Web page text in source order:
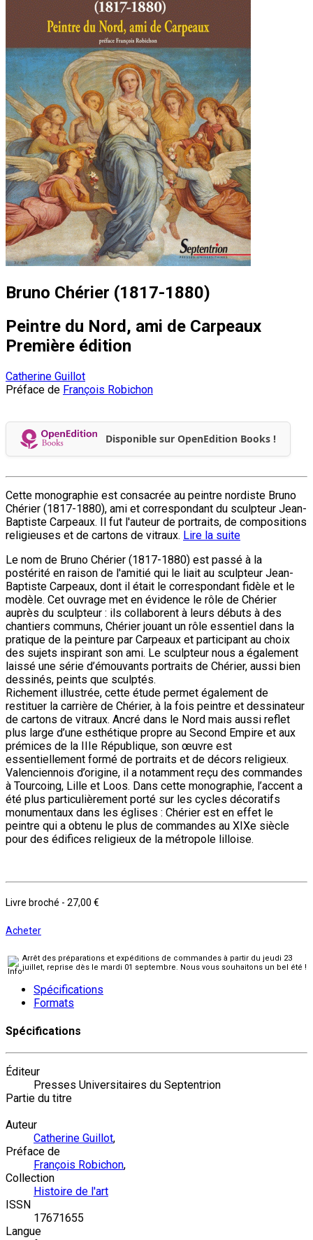
Bruno Chérier (1817-1880)
Peintre du Nord, ami de Carpeaux
Première édition
Catherine Guillot
Préface de François Robichon
Disponible sur OpenEdition Books !
Cette monographie est consacrée au peintre nordiste Bruno
Chérier (1817-1880), ami et correspondant du sculpteur Jean-
Baptiste Carpeaux. Il fut l'auteur de portraits, de compositions
religieuses et de cartons de vitraux. Lire la suite
Le nom de Bruno Chérier (1817-1880) est passé à la
postérité en raison de l'amitié qui le liait au sculpteur Jean-
Baptiste Carpeaux, dont il était le correspondant fidèle et le
modèle. Cet ouvrage met en évidence le rôle de Chérier
auprès du sculpteur : ils collaborent à leurs débuts à des
chantiers communs, Chérier jouant un rôle essentiel dans la
pratique de la peinture par Carpeaux et participant au choix
des sujets inspirant son ami. Le sculpteur nous a également
laissé une série d’émouvants portraits de Chérier, aussi bien
dessinés, peints que sculptés.
Richement illustrée, cette étude permet également de
restituer la carrière de Chérier, à la fois peintre et dessinateur
de cartons de vitraux. Ancré dans le Nord mais aussi reflet
plus large d’une esthétique propre au Second Empire et aux
prémices de la IIIe République, son œuvre est
essentiellement formé de portraits et de décors religieux.
Valenciennois d’origine, il a notamment reçu des commandes
à Tourcoing, Lille et Loos. Dans cette monographie, l’accent a
été plus particulièrement porté sur les cycles décoratifs
monumentaux dans les églises : Chérier est en effet le
peintre qui a obtenu le plus de commandes au XIXe siècle
pour des édifices religieux de la métropole lilloise.
Livre broché - 27,00 €
Acheter
Arrêt des préparations et expéditions de commandes à partir du jeudi 23
juillet, reprise dès le mardi 01 septembre. Nous vous souhaitons un bel été !
Spécifications
Formats
Spécifications
Éditeur
Presses Universitaires du Septentrion
Partie du titre
Auteur
Catherine Guillot,
Préface de
François Robichon,
Collection
Histoire de l'art
ISSN
17671655
Langue